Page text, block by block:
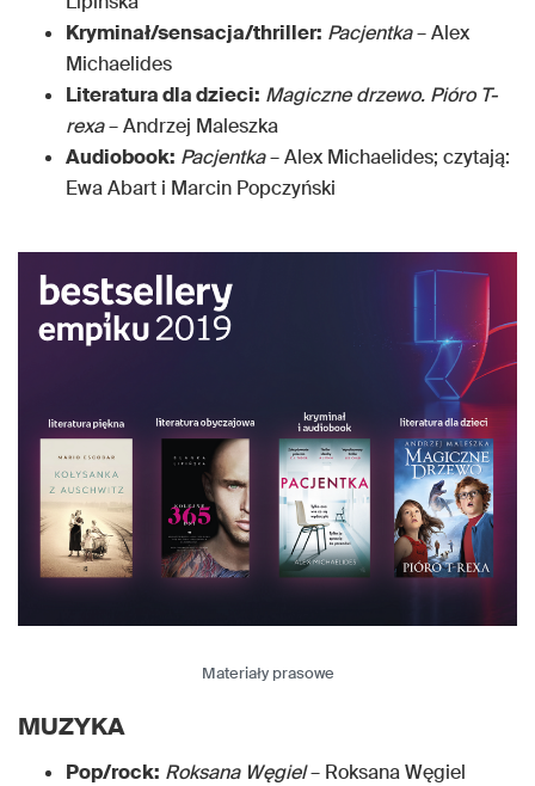
Kryminał/sensacja/thriller: Pacjentka– Alex
Michaelides
Literatura dla dzieci: Magiczne drzewo. Pióro T-
rexa– Andrzej Maleszka
Audiobook: Pacjentka– Alex Michaelides; czytają:
Ewa Abart i Marcin Popczyński
Materiały prasowe
MUZYKA
Pop/rock: Roksana Węgiel– Roksana Węgiel